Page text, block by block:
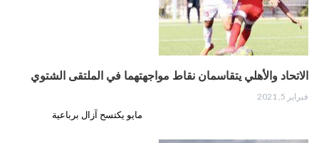
الاتحاد والأهلي يتقاسمان نقاط مواجهتهما في الملتقى الشتوي
فبراير 5, 2021
مايو يكتسح آزال برباعية